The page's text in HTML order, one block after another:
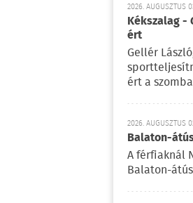
2026. AUGUSZTUS
Kékszalag
ért
Gellér
ért a
2026. AUGUSZTUS
Balaton-
A férfiaknál
Balaton-